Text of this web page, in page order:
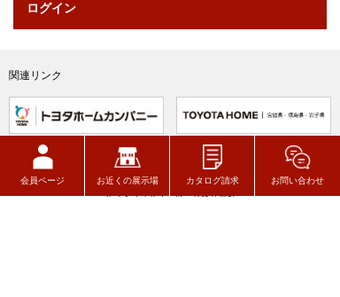
ログイン
関連リンク
トヨタウッドユーホーム株式会社
会員ページ お近くの展示場 カタログ請求 お問い合わせ